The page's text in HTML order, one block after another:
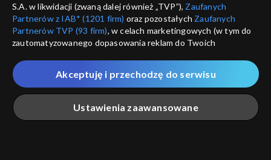
Koronawirus. Poradnik
odc. 332
Koronawirus. Poradnik
odc. 339
S.A. w likwidacji (zwaną dalej również „TVP”), Zaufanych
Partnerów z IAB* (1201 firm) oraz pozostałych Zaufanych
Partnerów TVP (93 firm), w celach marketingowych (w tym do
zautomatyzowanego dopasowania reklam do Twoich
które wskazujemy poniżej, a także zgody na udostępnianie
przez nas identyfikatora PPID do Google.
Twoje dane osobowe zbierane podczas odwiedzania przez
Ciebie naszych
poszczególnych serwisówzwanych dalej
„Portalem”, w tym informacje zapisywane za pomocą
Ustawienia zaawansowane
Akceptuję i przechodzę do serwisu